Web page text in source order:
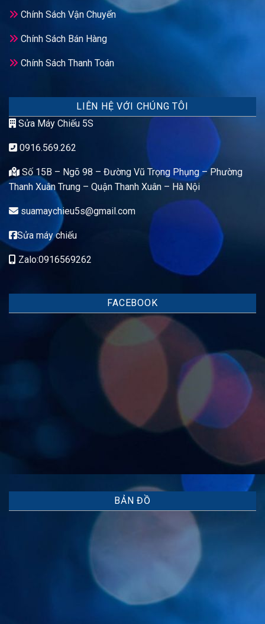
Chính Sách Vận Chuyển
Chính Sách Bán Hàng
Chính Sách Thanh Toán
LIÊN HỆ VỚI CHÚNG TÔI
Sửa Máy Chiếu 5S
0916.569.262
Số 15B – Ngõ 98 – Đường Vũ Trọng Phụng – Phường
Thanh Xuân Trung – Quận Thanh Xuân – Hà Nội
suamaychieu5s@gmail.com
Sửa máy chiếu
Zalo:0916569262
FACEBOOK
BẢN ĐỒ